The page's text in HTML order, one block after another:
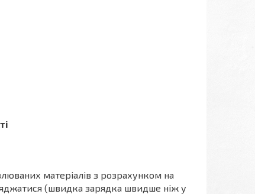
матеріалів з розрахунком на
(швидка зарядка швидше ніж у